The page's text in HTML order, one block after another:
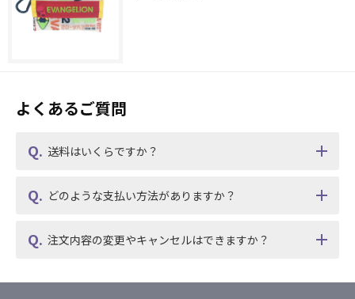
よくあるご質問
送料はいくらですか？
どのような支払い方法がありますか？
注文内容の変更やキャンセルはできますか？